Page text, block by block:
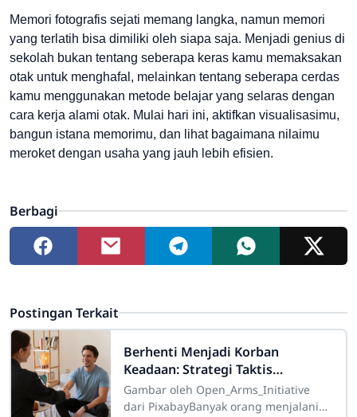
Memori fotografis sejati memang langka, namun memori
yang terlatih bisa dimiliki oleh siapa saja. Menjadi genius di
sekolah bukan tentang seberapa keras kamu memaksakan
otak untuk menghafal, melainkan tentang seberapa cerdas
kamu menggunakan metode belajar yang selaras dengan
cara kerja alami otak. Mulai hari ini, aktifkan visualisasimu,
bangun istana memorimu, dan lihat bagaimana nilaimu
meroket dengan usaha yang jauh lebih efisien.
Berbagi
Postingan Terkait
Berhenti Menjadi Korban
Keadaan: Strategi Taktis
Menghapus Sifat Buruk untuk
Membentuk Karakter Kelas Atas
Gambar oleh Open_Arms_Initiative
dari PixabayBanyak orang menjalani